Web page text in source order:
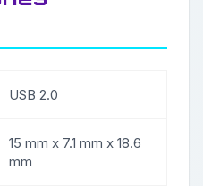
USB 2.0
15 mm x 7.1 mm x 18.6
mm